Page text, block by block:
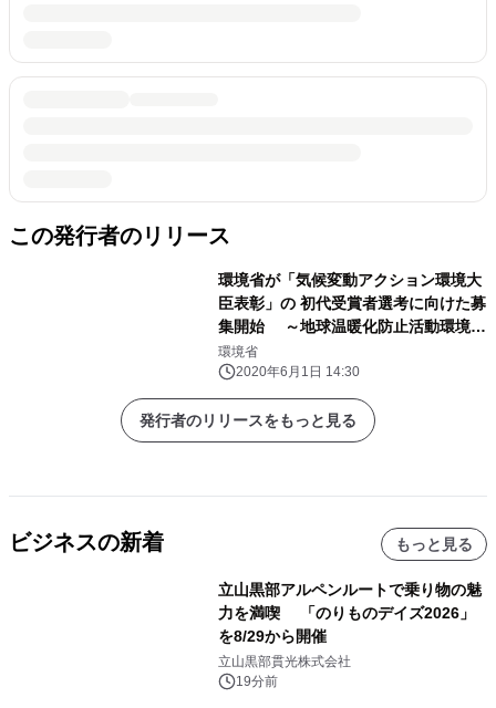
この発行者のリリース
環境省が「気候変動アクション環境大
臣表彰」の 初代受賞者選考に向けた募
集開始 ～地球温暖化防止活動環境大
臣表彰がリニューアル～
環境省
2020年6月1日 14:30
発行者のリリースをもっと見る
ビジネスの新着 もっと見る
立山黒部アルペンルートで乗り物の魅
力を満喫 「のりものデイズ2026」
を8/29から開催
立山黒部貫光株式会社
19分前